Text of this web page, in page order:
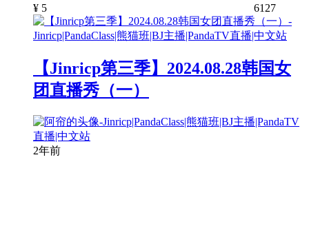
¥ 5 6127
【Jinricp第三季】2024.08.28韩国女
团直播秀（一）
2年前